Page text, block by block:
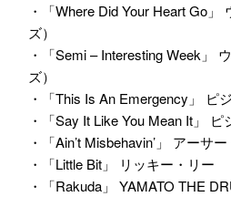
・「Where Did Your Heart Go」
ズ）
・「Semi – Interesting Week」
ズ）
・「This Is An Emergency」 ピ
・「Say It Like You Mean It」
・「Ain’t Misbehavin’」 アーサ
・「Little Bit」 リッキー・リー
・「Rakuda」 YAMATO THE